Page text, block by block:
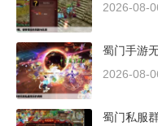
2026-08-
蜀门手游
2026-08-
蜀门私服